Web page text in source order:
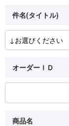
件名(タイトル)
オーダーＩＤ
商品名